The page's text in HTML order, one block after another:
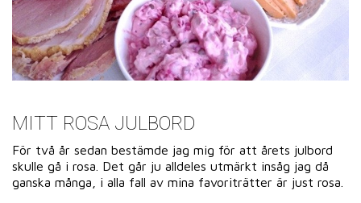
MITT ROSA JULBORD
För två år sedan bestämde jag mig för att årets julbord
skulle gå i rosa. Det går ju alldeles utmärkt insåg jag då
ganska många, i alla fall av mina favoriträtter är just rosa.